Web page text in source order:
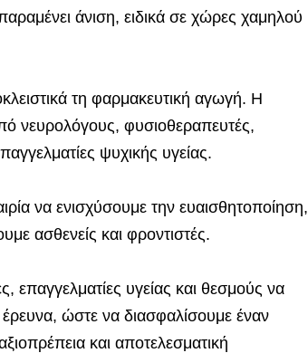
άνιση, ειδικά σε χώρες χαμηλού
τη φαρμακευτική αγωγή. Η
νευρολόγους, φυσιοθεραπευτές,
ψυχικής υγείας.
να ενισχύσουμε την ευαισθητοποίηση,
ασθενείς και φροντιστές.
επαγγελματίες υγείας και θεσμούς να
ώστε να διασφαλίσουμε έναν
και αποτελεσματική